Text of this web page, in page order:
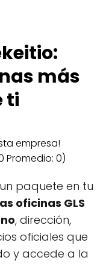
más
ti
empresa!
Promedio: 0)
paquete en tu
oficinas GLS
, dirección,
oficiales que
y accede a la